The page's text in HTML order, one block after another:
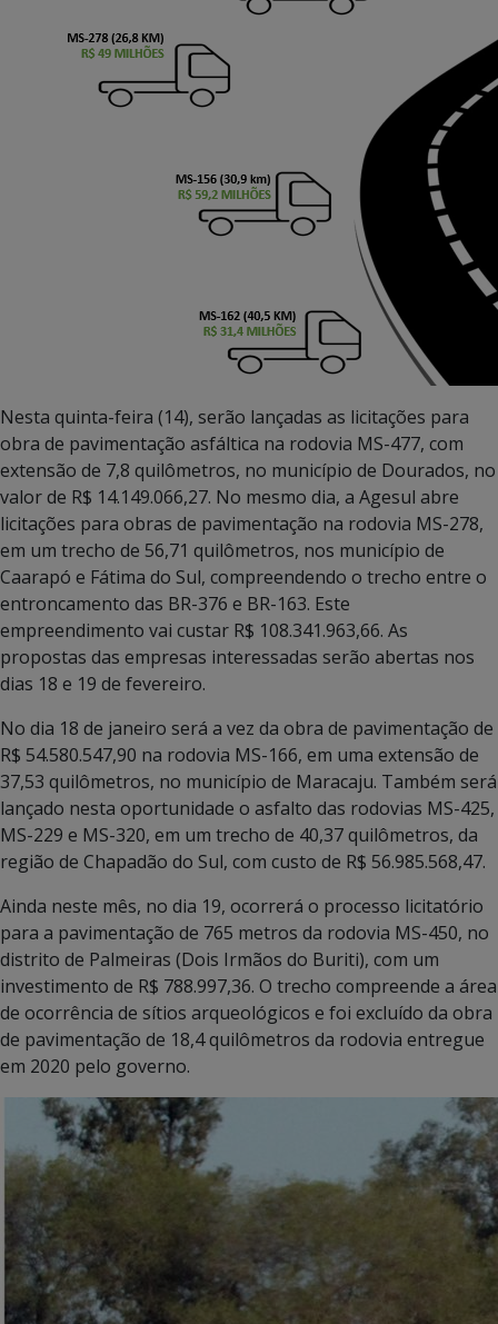
Nesta quinta-feira (14), serão lançadas as licitações para
obra de pavimentação asfáltica na rodovia MS-477, com
extensão de 7,8 quilômetros, no município de Dourados, no
valor de R$ 14.149.066,27. No mesmo dia, a Agesul abre
licitações para obras de pavimentação na rodovia MS-278,
em um trecho de 56,71 quilômetros, nos município de
Caarapó e Fátima do Sul, compreendendo o trecho entre o
entroncamento das BR-376 e BR-163. Este
empreendimento vai custar R$ 108.341.963,66. As
propostas das empresas interessadas serão abertas nos
dias 18 e 19 de fevereiro.
No dia 18 de janeiro será a vez da obra de pavimentação de
R$ 54.580.547,90 na rodovia MS-166, em uma extensão de
37,53 quilômetros, no município de Maracaju. Também será
lançado nesta oportunidade o asfalto das rodovias MS-425,
MS-229 e MS-320, em um trecho de 40,37 quilômetros, da
região de Chapadão do Sul, com custo de R$ 56.985.568,47.
Ainda neste mês, no dia 19, ocorrerá o processo licitatório
para a pavimentação de 765 metros da rodovia MS-450, no
distrito de Palmeiras (Dois Irmãos do Buriti), com um
investimento de R$ 788.997,36. O trecho compreende a área
de ocorrência de sítios arqueológicos e foi excluído da obra
de pavimentação de 18,4 quilômetros da rodovia entregue
em 2020 pelo governo.